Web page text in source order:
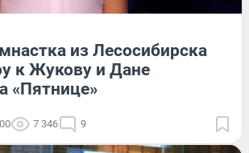
из Лесосибирска
к Жукову и Дане
«Пятнице»
7 346 9